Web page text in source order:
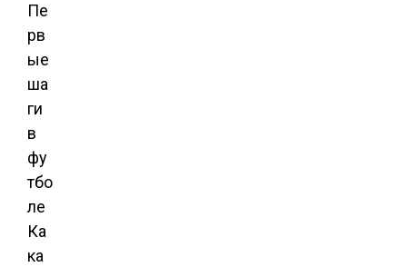
Пе
рв
ые
ша
ги
в
фу
тбо
ле
Ка
ка